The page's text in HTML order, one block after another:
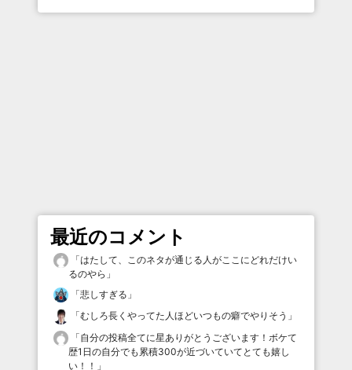
最近のコメント
「はたして、このネタが通じる人がここにどれだけい
るのやら 」
「悲しすぎる 」
「むしろ長くやってた人ほどいつもの癖でやりそう 」
「自分の投稿全てに星ありがとうございます！ボケて
歴1日の自分でも累積300が近づいていてとても嬉し
い！！ 」